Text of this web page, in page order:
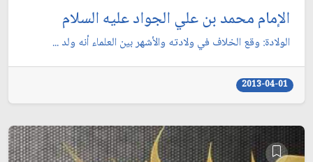
الإمام محمد بن علي الجواد عليه السلام
الولادة: وقع الخلاف في ولادته والأشهر بين العلماء أنه ولد ...
2013-04-01